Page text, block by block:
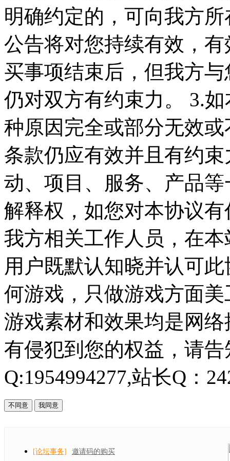
明确约定的，可向我方
公告将对您持续有效，
买事项结束后，但我方
仍对双方有约束力。 3.
种原因完全或部分无效
条款仍应有效并且有约
动、项目、服务、产品
解释权，如您对本协议
我方相关工作人员，在
用户既默认知晓并认可
何游戏，只做游戏方面
游戏素材和效果均是网
有侵犯到您的权益，请
Q:1954994277,站长Q：
不同意 我同意
[论坛事务]
邀请码的购买